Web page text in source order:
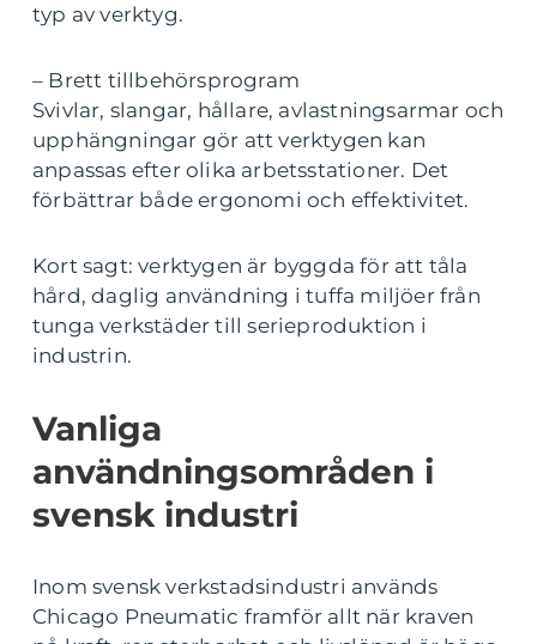
typ av verktyg.
– Brett tillbehörsprogram
Svivlar, slangar, hållare, avlastningsarmar och
upphängningar gör att verktygen kan
anpassas efter olika arbetsstationer. Det
förbättrar både ergonomi och effektivitet.
Kort sagt: verktygen är byggda för att tåla
hård, daglig användning i tuffa miljöer från
tunga verkstäder till serieproduktion i
industrin.
Vanliga
användningsområden i
svensk industri
Inom svensk verkstadsindustri används
Chicago Pneumatic framför allt när kraven